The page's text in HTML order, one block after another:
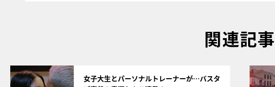
関連記事
女子大生とパーソナルトレーナーが…バスタ